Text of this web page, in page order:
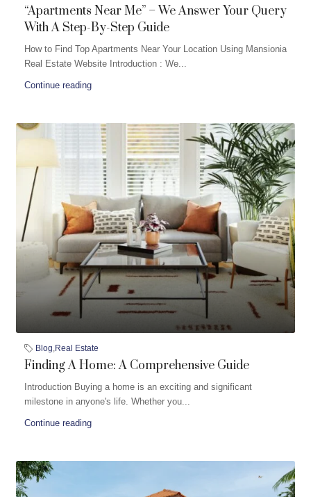
“Apartments Near Me” – We Answer Your Query
With A Step-By-Step Guide
How to Find Top Apartments Near Your Location Using Mansionia
Real Estate Website Introduction : We...
Continue reading
Blog,Real Estate
Finding A Home: A Comprehensive Guide
Introduction Buying a home is an exciting and significant
milestone in anyone's life. Whether you...
Continue reading